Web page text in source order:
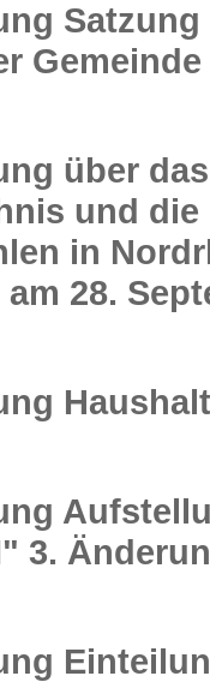
über
und
in
28.
3.